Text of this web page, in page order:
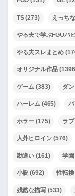
TS (273) えっち
やる夫で学ぶFGOバ
やる夫スレまとめ
オリジナル作品
ゲーム (383) ダ
ハーレム (465)
ホラー (175) ラブ
人外ヒロイン (576)
勘違い (161) 学園
小説(692) 性転換
残酷な描写 (533)